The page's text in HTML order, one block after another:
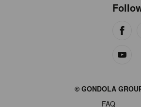
© GONDOLA
FAQ